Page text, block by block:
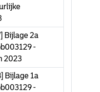
Bijlage 2a
-
2023
Bijlage 1a
-